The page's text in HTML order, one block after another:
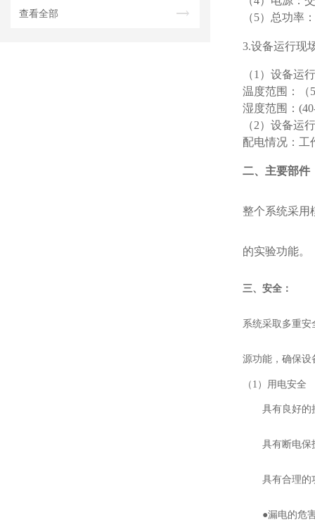
查看全部
（5）总功率
3.设备运行现
（1）设备运
温度范围：（
湿度范围：
（2）设备运
配电情况：工
二、主要部件
整个系统采用
的实验功能。
三、安全：
系统采取多重
源功能，确保设
（ 1）用电安全
具有良好的
具有断电保
具有合理的
●漏电的危